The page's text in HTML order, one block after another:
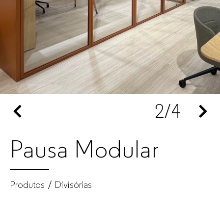
2/4
Pausa Modular
Produtos Divisórias